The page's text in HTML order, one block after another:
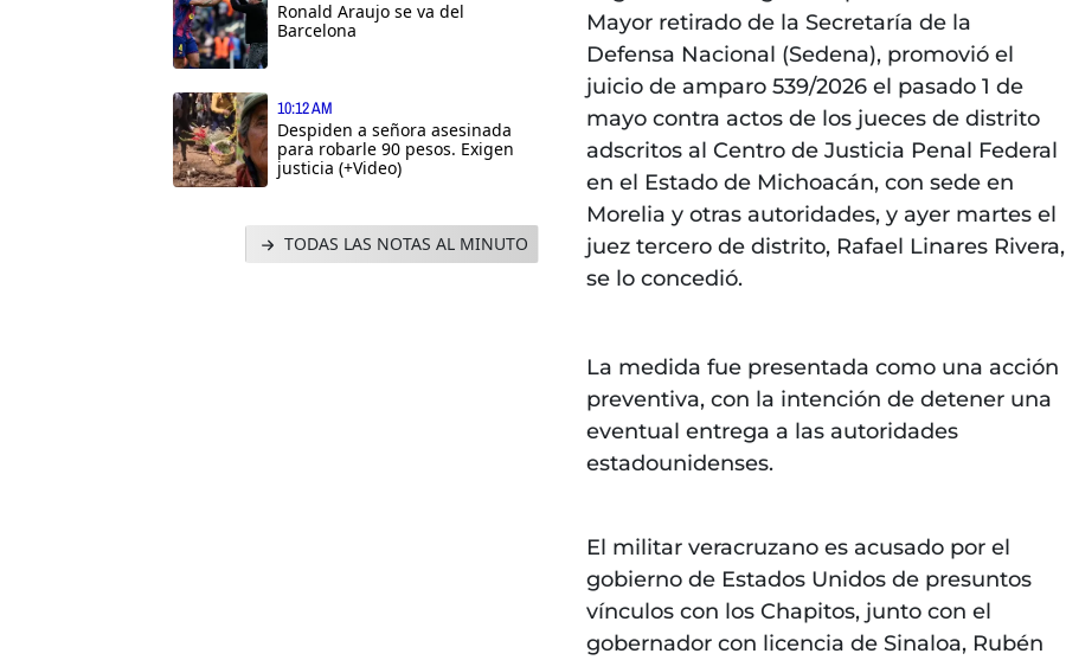
Ronald Araujo se va del
Barcelona
10:12 AM
Despiden a señora asesinada
para robarle 90 pesos. Exigen
justicia (+Video)
TODAS LAS NOTAS AL MINUTO
Mayor retirado de la Secretaría de la
Defensa Nacional (Sedena), promovió el
juicio de amparo 539/2026 el pasado 1 de
mayo contra actos de los jueces de distrito
adscritos al Centro de Justicia Penal Federal
en el Estado de Michoacán, con sede en
Morelia y otras autoridades, y ayer martes el
juez tercero de distrito, Rafael Linares Rivera,
se lo concedió.
La medida fue presentada como una acción
preventiva, con la intención de detener una
eventual entrega a las autoridades
estadounidenses.
El militar veracruzano es acusado por el
gobierno de Estados Unidos de presuntos
vínculos con los Chapitos, junto con el
gobernador con licencia de Sinaloa, Rubén